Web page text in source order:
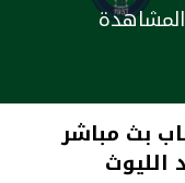
بث مباشر